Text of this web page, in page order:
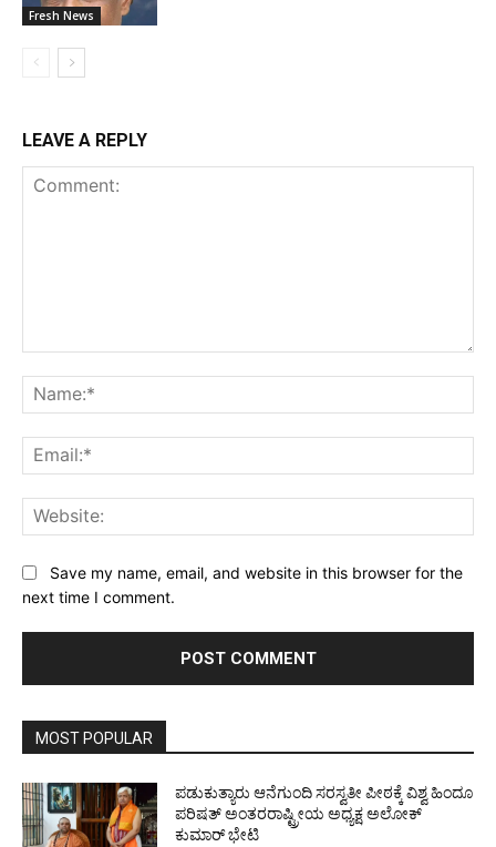
Fresh News
LEAVE A REPLY
Save my name, email, and website in this browser for the
next time I comment.
MOST POPULAR
ಪಡುಕುತ್ಯಾರು ಆನೆಗುಂದಿ ಸರಸ್ವತೀ ಪೀಠಕ್ಕೆ ವಿಶ್ವ ಹಿಂದೂ
ಪರಿಷತ್ ಅಂತರರಾಷ್ಟ್ರೀಯ ಅಧ್ಯಕ್ಷ ಅಲೋಕ್
ಕುಮಾರ್ ಭೇಟಿ